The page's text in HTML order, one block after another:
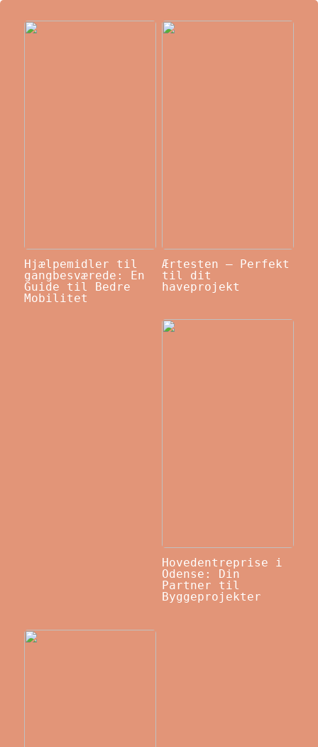
Hjælpemidler til
gangbesværede: En
Guide til Bedre
Mobilitet
Ærtesten – Perfekt
til dit
haveprojekt
Hovedentreprise i
Odense: Din
Partner til
Byggeprojekter